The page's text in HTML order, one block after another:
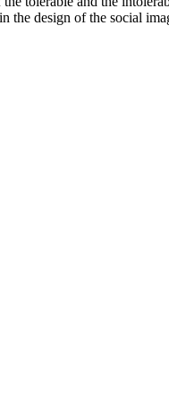
the design of the social